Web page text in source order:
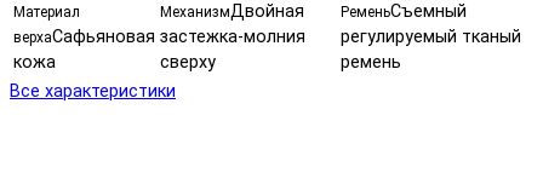
Материал
верхаСафьяновая
кожа
МеханизмДвойная
застежка-молния
сверху
РеменьСъемный
регулируемый тканый
ремень
Все характеристики